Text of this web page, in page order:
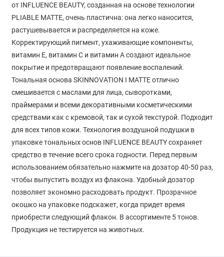
от INFLUENCE BEAUTY, созданная на основе технологии
PLIABLE MATTE, очень пластична: она легко наносится,
растушевывается и распределяется на коже.
Корректирующий пигмент, ухаживающие компоненты,
витамин Е, витамин С и витамин А создают идеальное
покрытие и предотвращают появление воспалений.
Тональная основа SKINNOVATION I MATTE отлично
смешивается с маслами для лица, сыворотками,
праймерами и всеми декоративными косметическими
средствами как с кремовой, так и сухой текстурой. Подходит
для всех типов кожи. Технология воздушной подушки в
упаковке тональных основ INFLUENCE BEAUTY сохраняет
средство в течение всего срока годности. Перед первым
использованием обязательно нажмите на дозатор 40-50 раз,
чтобы выпустить воздух из флакона. Удобный дозатор
позволяет экономно расходовать продукт. Прозрачное
окошко на упаковке подскажет, когда придет время
приобрести следующий флакон. В ассортименте 5 тонов.
Продукция не тестируется на животных.